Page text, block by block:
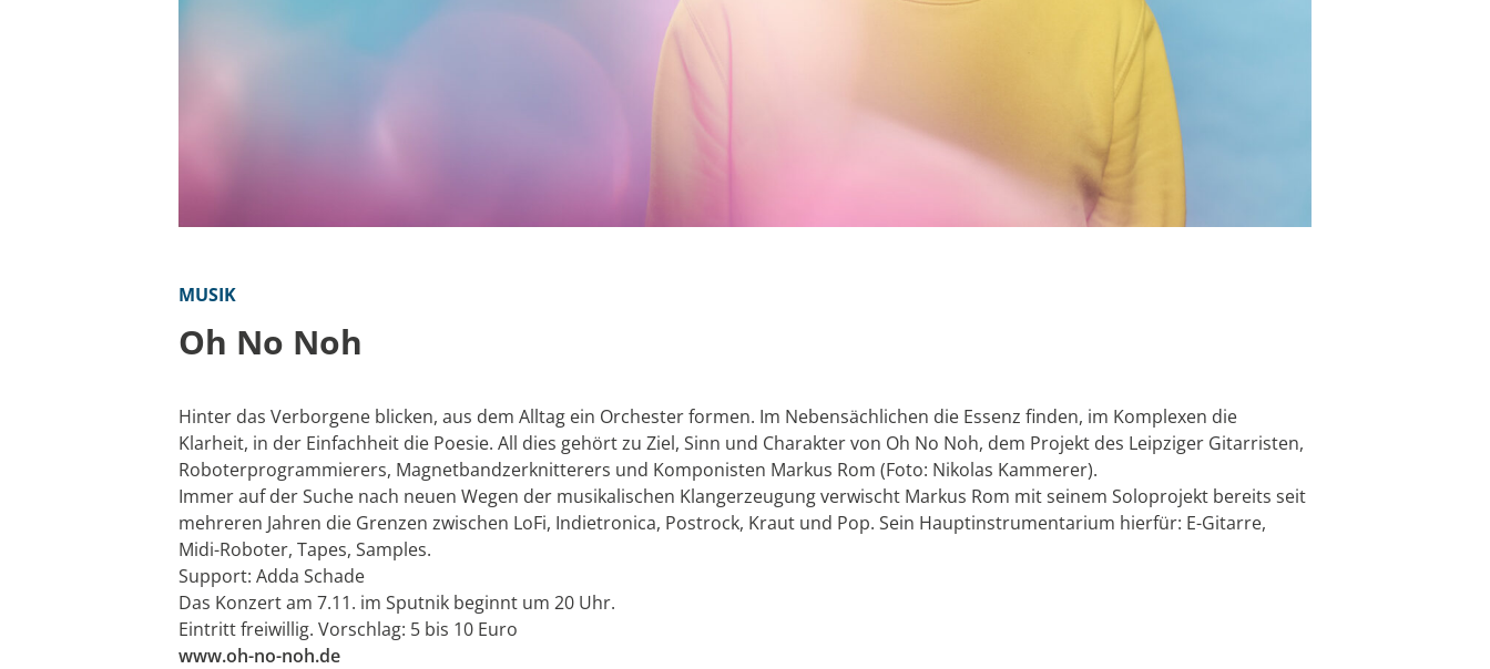
MUSIK
Oh No Noh
Hinter das Verborgene blicken, aus dem Alltag ein Orchester formen. Im Nebensächlichen die Essenz finden, im Komplexen die
Klarheit, in der Einfachheit die Poesie. All dies gehört zu Ziel, Sinn und Charakter von Oh No Noh, dem Projekt des Leipziger Gitarristen,
Roboterprogrammierers, Magnetbandzerknitterers und Komponisten Markus Rom (Foto: Nikolas Kammerer).
Immer auf der Suche nach neuen Wegen der musikalischen Klangerzeugung verwischt Markus Rom mit seinem Soloprojekt bereits seit
mehreren Jahren die Grenzen zwischen LoFi, Indietronica, Postrock, Kraut und Pop. Sein Hauptinstrumentarium hierfür: E-Gitarre,
Midi-Roboter, Tapes, Samples.
Support: Adda Schade
Das Konzert am 7.11. im Sputnik beginnt um 20 Uhr.
Eintritt freiwillig. Vorschlag: 5 bis 10 Euro
www.oh-no-noh.de